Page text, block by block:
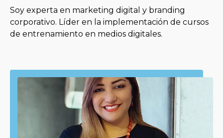
Soy experta en marketing digital y branding
corporativo. Líder en la implementación de cursos
de entrenamiento en medios digitales.